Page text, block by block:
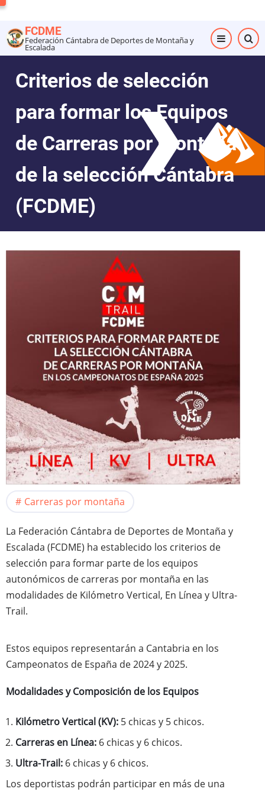
al
contenido
principal
FCDME
Federación Cántabra de Deportes de Montaña y
Escalada
Criterios de selección
para formar los Equipos
de Carreras por Montaña
de la selección Cántabra
(FCDME)
Carreras por montaña
La Federación Cántabra de Deportes de Montaña y
Escalada (FCDME) ha establecido los criterios de
selección para formar parte de los equipos
autonómicos de carreras por montaña en las
modalidades de Kilómetro Vertical, En Línea y Ultra-
Trail.
Estos equipos representarán a Cantabria en los
Campeonatos de España de 2024 y 2025.
Modalidades y Composición de los Equipos
Kilómetro Vertical (KV): 5 chicas y 5 chicos.
Carreras en Línea: 6 chicas y 6 chicos.
Ultra-Trail: 6 chicas y 6 chicos.
Los deportistas podrán participar en más de una